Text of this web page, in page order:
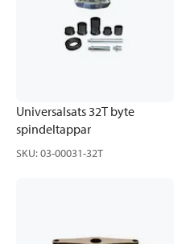
Universalsats 32T byte
spindeltappar
SKU:03-00031-32T